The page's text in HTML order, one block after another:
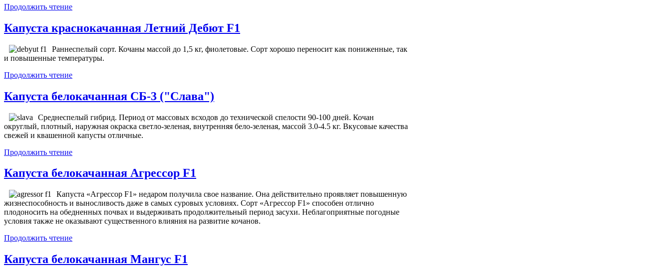
Продолжить чтение
Капуста краснокачанная Летний Дебют F1
Раннеспелый сорт. Кочаны массой до 1,5 кг, фиолетовые. Сорт хорошо переносит как пониженные, так
и повышенные температуры.
Продолжить чтение
Капуста белокачанная СБ-3 ("Слава")
Среднеспелый гибрид. Период от массовых всходов до технической спелости 90-100 дней. Кочан
округлый, плотный, наружная окраска светло-зеленая, внутренняя бело-зеленая, массой 3.0-4.5 кг. Вкусовые качества
свежей и квашенной капусты отличные.
Продолжить чтение
Капуста белокачанная Агрессор F1
Капуста «Агрессор F1» недаром получила свое название. Она действительно проявляет повышенную
жизнеспособность и выносливость даже в самых суровых условиях. Сорт «Агрессор F1» способен отлично
плодоносить на обедненных почвах и выдерживать продолжительный период засухи. Неблагоприятные погодные
условия также не оказывают существенного влияния на развитие кочанов.
Продолжить чтение
Капуста белокачанная Мангус F1